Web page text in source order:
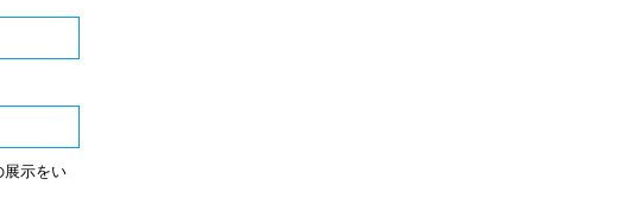
展示をい